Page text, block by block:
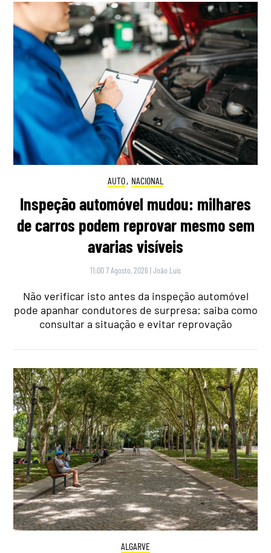
AUTO, NACIONAL
Inspeção automóvel mudou: milhares
de carros podem reprovar mesmo sem
avarias visíveis
11:00 7 Agosto, 2026 |João Luís
Não verificar isto antes da inspeção automóvel
pode apanhar condutores de surpresa: saiba como
consultar a situação e evitar reprovação
ALGARVE